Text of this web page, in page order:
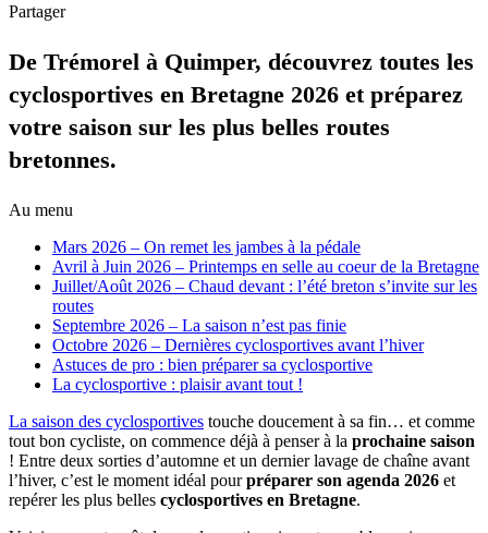
Partager
De Trémorel à Quimper, découvrez toutes les
cyclosportives en Bretagne 2026 et préparez
votre saison sur les plus belles routes
bretonnes.
Au menu
Mars 2026 – On remet les jambes à la pédale
Avril à Juin 2026 – Printemps en selle au coeur de la Bretagne
Juillet/Août 2026 – Chaud devant : l’été breton s’invite sur les
routes
Septembre 2026 – La saison n’est pas finie
Octobre 2026 – Dernières cyclosportives avant l’hiver
Astuces de pro : bien préparer sa cyclosportive
La cyclosportive : plaisir avant tout !
La saison des cyclosportives touche doucement à sa fin… et comme
tout bon cycliste, on commence déjà à penser à la prochaine saison
! Entre deux sorties d’automne et un dernier lavage de chaîne avant
l’hiver, c’est le moment idéal pourpréparer son agenda 2026 et
repérer les plus belles cyclosportives en Bretagne.